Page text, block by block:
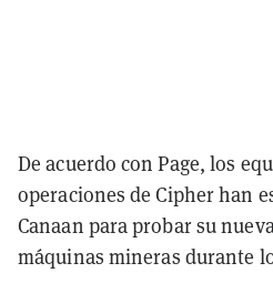
De acuerdo con Page, los
operaciones de Cipher han
Canaan para probar su
máquinas mineras durante